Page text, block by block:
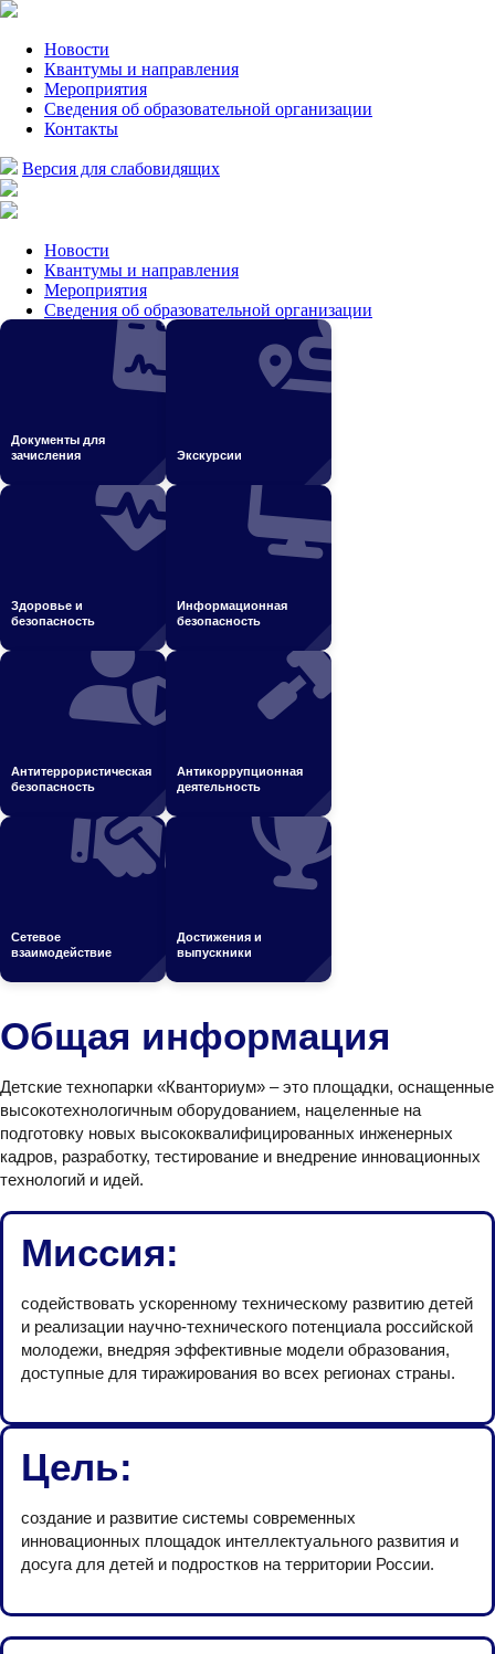
Новости
Квантумы и направления
Мероприятия
Сведения об образовательной организации
Контакты
Версия для слабовидящих
Новости
Квантумы и направления
Мероприятия
Сведения об образовательной организации
Контакты
Версия для слабовидящих
Документы для
зачисления
Экскурсии
Здоровье и
безопасность
Информационная
безопасность
Антитеррористическая
безопасность
Антикоррупционная
деятельность
Сетевое
взаимодействие
Достижения и
выпускники
Общая информация
Детские технопарки «Кванториум» – это площадки, оснащенные
высокотехнологичным оборудованием, нацеленные на
подготовку новых высококвалифицированных инженерных
кадров, разработку, тестирование и внедрение инновационных
технологий и идей.
Миссия:
содействовать ускоренному техническому развитию детей
и реализации научно-технического потенциала российской
молодежи, внедряя эффективные модели образования,
доступные для тиражирования во всех регионах страны.
Цель:
создание и развитие системы современных
инновационных площадок интеллектуального развития и
досуга для детей и подростков на территории России.